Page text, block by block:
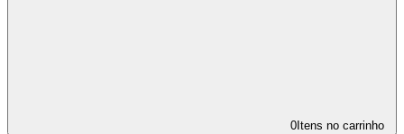
0 Itens no carrinho